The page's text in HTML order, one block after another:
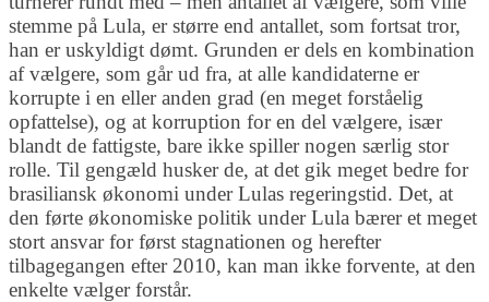
stemme på Lula, er større end antallet, som fortsat tror,
han er uskyldigt dømt. Grunden er dels en kombination
af vælgere, som går ud fra, at alle kandidaterne er
korrupte i en eller anden grad (en meget forståelig
opfattelse), og at korruption for en del vælgere, især
blandt de fattigste, bare ikke spiller nogen særlig stor
rolle. Til gengæld husker de, at det gik meget bedre for
brasiliansk økonomi under Lulas regeringstid. Det, at
den førte økonomiske politik under Lula bærer et meget
stort ansvar for først stagnationen og herefter
tilbagegangen efter 2010, kan man ikke forvente, at den
enkelte vælger forstår.